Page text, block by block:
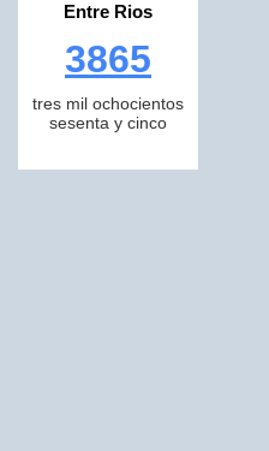
Entre Rios
3865
tres mil ochocientos
sesenta y cinco